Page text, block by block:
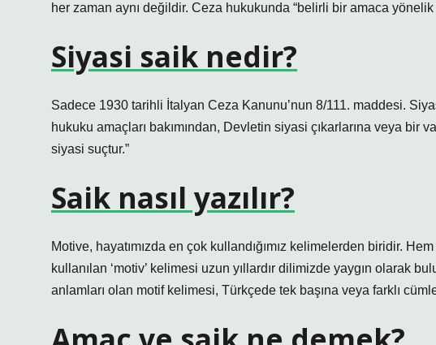
her zaman aynı değildir. Ceza hukukunda “belirli bir amaca
Siyasi saik nedir?
Sadece 1930 tarihli İtalyan Ceza Kanunu’nun 8/111. maddesi.
hukuku amaçları bakımından, Devletin siyasi çıkarlarına veya bir
siyasi suçtur.”
Saik nasıl yazılır?
Motive, hayatımızda en çok kullandığımız kelimelerden biridir.
kullanılan ‘motiv’ kelimesi uzun yıllardır dilimizde yaygın olarak
anlamları olan motif kelimesi, Türkçede tek başına veya farklı